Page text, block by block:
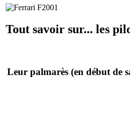
Tout savoir sur... les
Leur palmarès (en début de